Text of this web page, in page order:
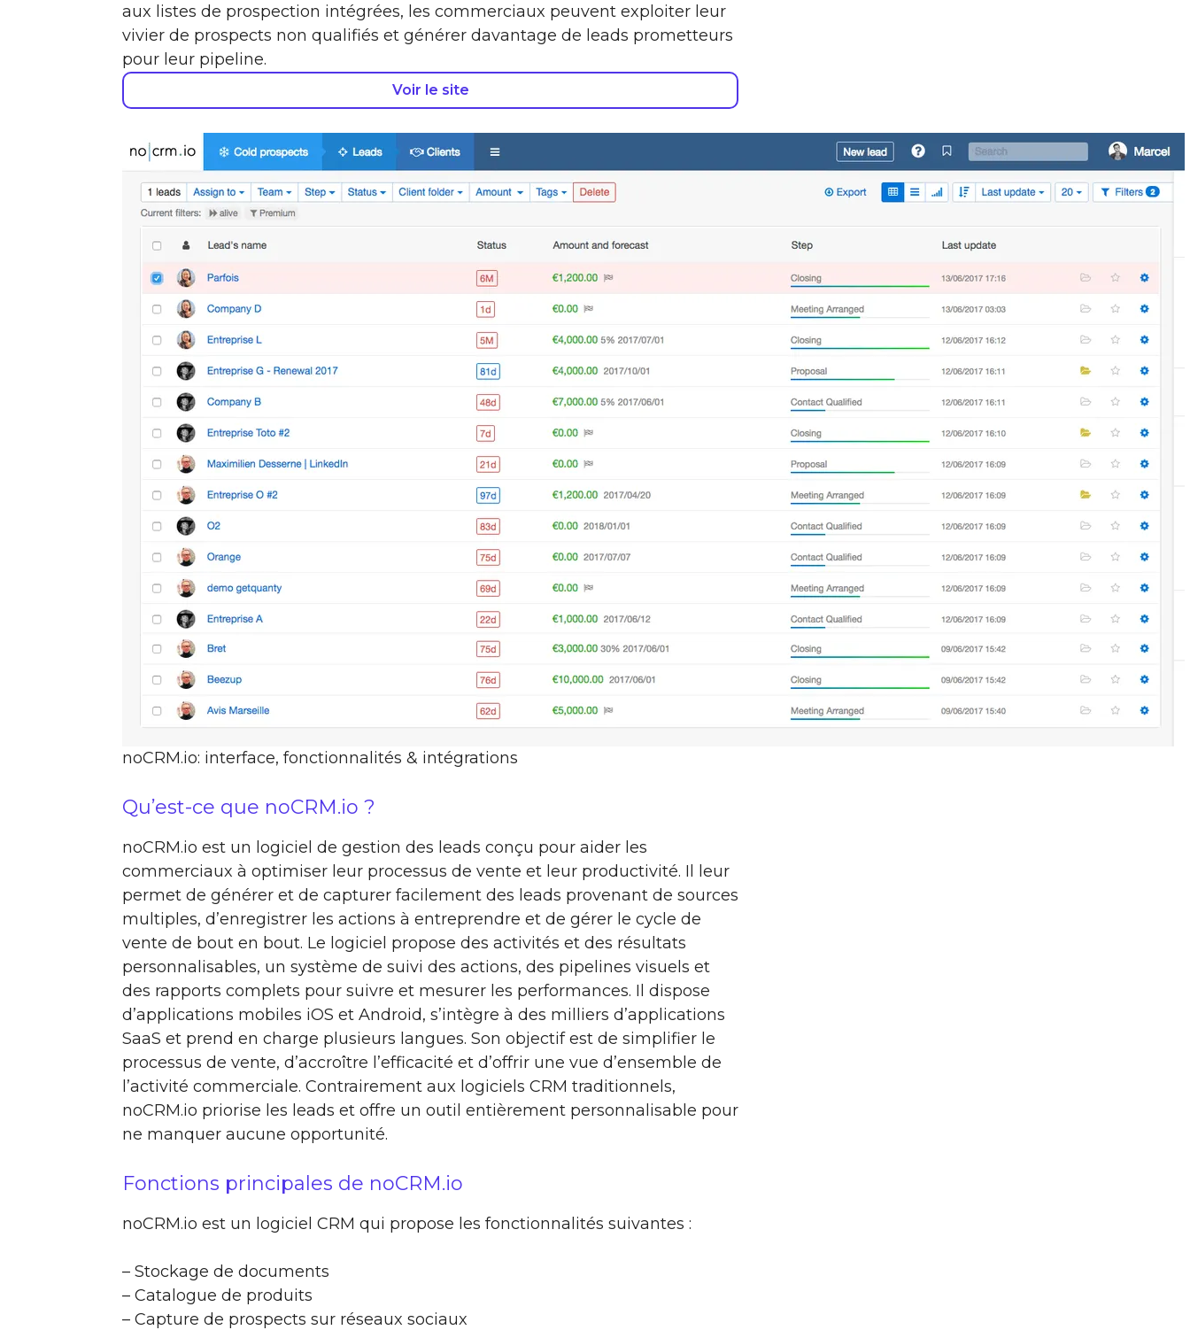
aux listes de prospection intégrées, les commerciaux peuvent exploiter leur
vivier de prospects non qualifiés et générer davantage de leads prometteurs
pour leur pipeline.
Voir le site
noCRM.io: interface, fonctionnalités & intégrations
Qu’est-ce que noCRM.io ?
noCRM.io est un logiciel de gestion des leads conçu pour aider les
commerciaux à optimiser leur processus de vente et leur productivité. Il leur
permet de générer et de capturer facilement des leads provenant de sources
multiples, d’enregistrer les actions à entreprendre et de gérer le cycle de
vente de bout en bout. Le logiciel propose des activités et des résultats
personnalisables, un système de suivi des actions, des pipelines visuels et
des rapports complets pour suivre et mesurer les performances. Il dispose
d’applications mobiles iOS et Android, s’intègre à des milliers d’applications
SaaS et prend en charge plusieurs langues. Son objectif est de simplifier le
processus de vente, d’accroître l’efficacité et d’offrir une vue d’ensemble de
l’activité commerciale. Contrairement aux logiciels CRM traditionnels,
noCRM.io priorise les leads et offre un outil entièrement personnalisable pour
ne manquer aucune opportunité.
Fonctions principales de noCRM.io
noCRM.io est un logiciel CRM qui propose les fonctionnalités suivantes :
– Stockage de documents
– Catalogue de produits
– Capture de prospects sur réseaux sociaux